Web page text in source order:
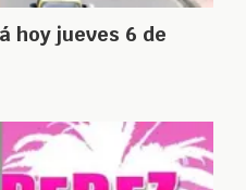
hoy jueves 6 de